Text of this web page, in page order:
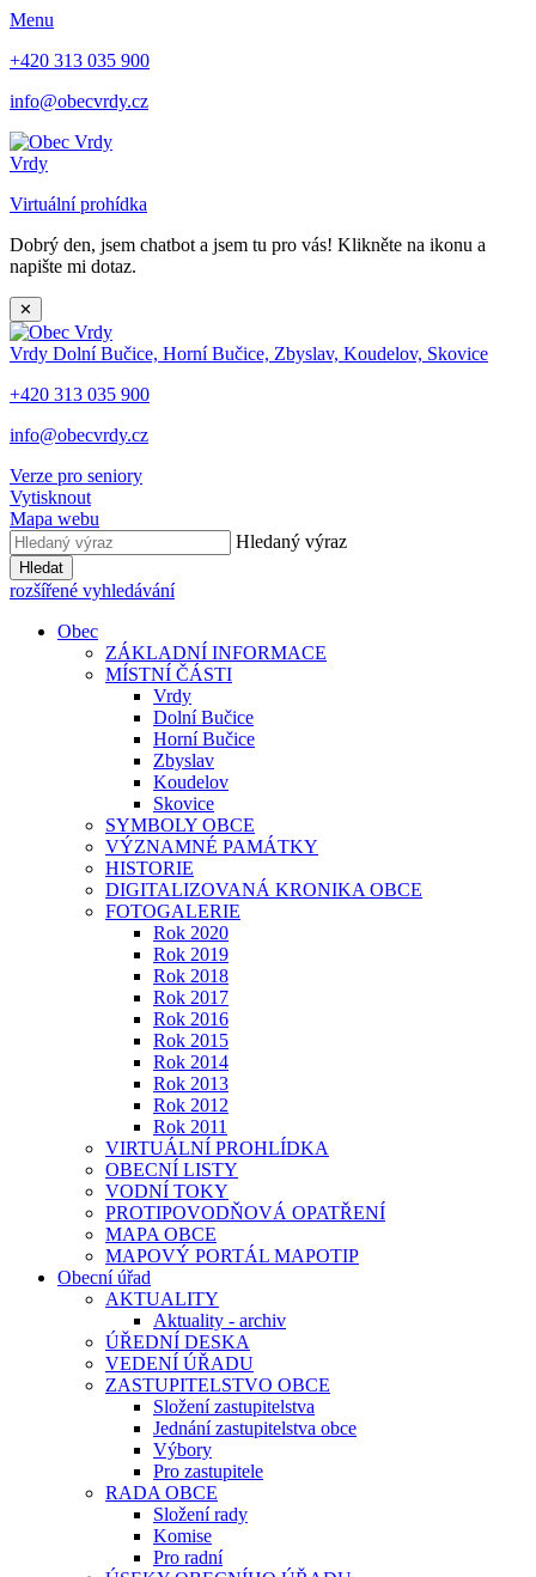
Menu
+420 313 035 900
info@obecvrdy.cz
Vrdy
Virtuální prohídka
Dobrý den, jsem chatbot a jsem tu pro vás! Klikněte na ikonu a
napište mi dotaz.
✕
Vrdy Dolní Bučice, Horní Bučice, Zbyslav, Koudelov, Skovice
+420 313 035 900
info@obecvrdy.cz
Verze pro seniory
Vytisknout
Mapa webu
Hledaný výraz
Hledat
rozšířené vyhledávání
Obec
ZÁKLADNÍ INFORMACE
MÍSTNÍ ČÁSTI
Vrdy
Dolní Bučice
Horní Bučice
Zbyslav
Koudelov
Skovice
SYMBOLY OBCE
VÝZNAMNÉ PAMÁTKY
HISTORIE
DIGITALIZOVANÁ KRONIKA OBCE
FOTOGALERIE
Rok 2020
Rok 2019
Rok 2018
Rok 2017
Rok 2016
Rok 2015
Rok 2014
Rok 2013
Rok 2012
Rok 2011
VIRTUÁLNÍ PROHLÍDKA
OBECNÍ LISTY
VODNÍ TOKY
PROTIPOVODŇOVÁ OPATŘENÍ
MAPA OBCE
MAPOVÝ PORTÁL MAPOTIP
Obecní úřad
AKTUALITY
Aktuality - archiv
ÚŘEDNÍ DESKA
VEDENÍ ÚŘADU
ZASTUPITELSTVO OBCE
Složení zastupitelstva
Jednání zastupitelstva obce
Výbory
Pro zastupitele
RADA OBCE
Složení rady
Komise
Pro radní